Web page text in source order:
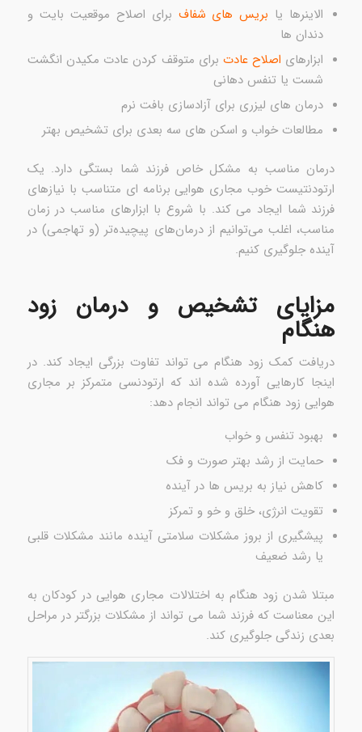
الاینرها یا بریس های شفاف برای اصلاح موقعیت بایت و
دندان ها
ابزارهای اصلاح عادت برای متوقف کردن عادت مکیدن انگشت
شست یا تنفس دهانی
درمان های لیزری برای آزادسازی بافت نرم
مطالعات خواب و اسکن های سه بعدی برای تشخیص بهتر
درمان مناسب به مشکل خاص فرزند شما بستگی دارد. یک
ارتودنتیست خوب مجاری هوایی برنامه ای متناسب با نیازهای
فرزند شما ایجاد می کند. با شروع با ابزارهای مناسب در زمان
مناسب، اغلب می‌توانیم از درمان‌های پیچیده‌تر (و تهاجمی) در
آینده جلوگیری کنیم.
مزایای تشخیص و درمان زود
هنگام
دریافت کمک زود هنگام می تواند تفاوت بزرگی ایجاد کند. در
اینجا کارهایی آورده شده اند که ارتودنسی متمرکز بر مجاری
هوایی زود هنگام می تواند انجام دهد:
بهبود تنفس و خواب
حمایت از رشد بهتر صورت و فک
کاهش نیاز به بریس ها در آینده
تقویت انرژی، خلق و خو و تمرکز
پیشگیری از بروز مشکلات سلامتی آینده مانند مشکلات قلبی
یا رشد ضعیف
مبتلا شدن زود هنگام به اختلالات مجاری هوایی در کودکان به
این معناست که فرزند شما می تواند از مشکلات بزرگتر در مراحل
بعدی زندگی جلوگیری کند.